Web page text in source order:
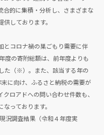
合的に集積・分析し、さまざまな
しております。
とコロナ禍の巣ごもり需要に伴
度の寄附総額は、前年度よりも
た（※）。また、該当する年の
に向け、ふるさと納税の需要が
ロアドへの問い合わせ件数も、
っております。
況調査結果（令和４年度実